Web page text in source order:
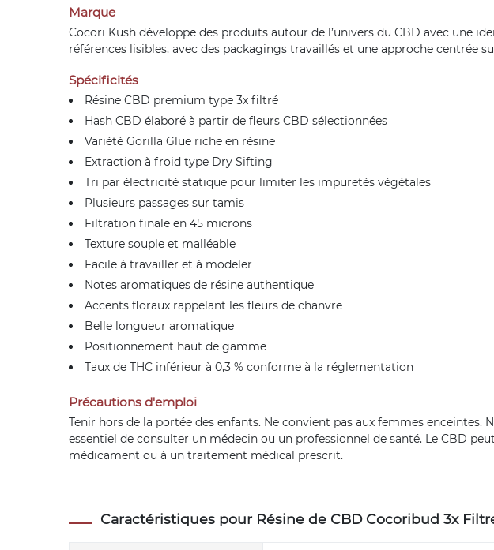
Marque
Cocori Kush développe des produits autour de l’univers du CBD avec une
références lisibles, avec des packagings travaillés et une approche centrée
Spécificités
Résine CBD premium type 3x filtré
Hash CBD élaboré à partir de fleurs CBD sélectionnées
Variété Gorilla Glue riche en résine
Extraction à froid type Dry Sifting
Tri par électricité statique pour limiter les impuretés végétales
Plusieurs passages sur tamis
Filtration finale en 45 microns
Texture souple et malléable
Facile à travailler et à modeler
Notes aromatiques de résine authentique
Accents floraux rappelant les fleurs de chanvre
Belle longueur aromatique
Positionnement haut de gamme
Taux de THC inférieur à 0,3 % conforme à la réglementation
Précautions d'emploi
Tenir hors de la portée des enfants. Ne convient pas aux femmes
essentiel de consulter un médecin ou un professionnel de santé. Le CBD
médicament ou à un traitement médical prescrit.
Caractéristiques pour Résine de CBD Cocoribud 3x